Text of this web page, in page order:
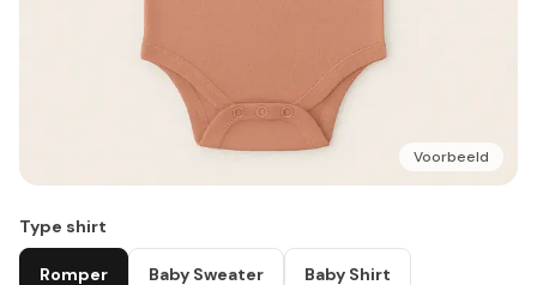
Voorbeeld
Type shirt
Romper Baby Sweater Baby Shirt